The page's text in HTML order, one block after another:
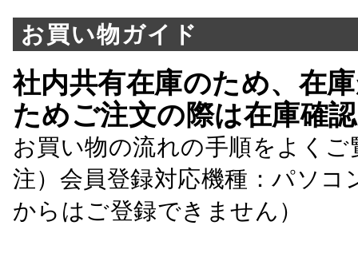
お買い物ガイド
社内共有在庫のため、在
ためご注文の際は在庫確
お買い物の流れの手順をよくご
注）会員登録対応機種：パソ
からはご登録できません）